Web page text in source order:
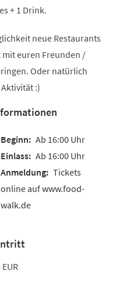
+ 1 Drink.
neue Restaurants
mit euren Freunden /
Oder natürlich
:)
Ab 16:00 Uhr
Ab 16:00 Uhr
Tickets
online auf www.food-
walk.de